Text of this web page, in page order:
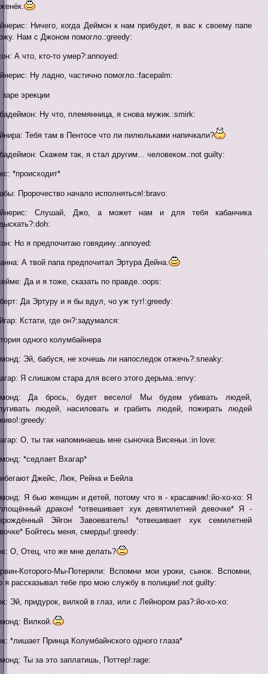
Ничего, когда Деймон к нам прибудет, я вас к своему папе
Нам с Джоном помогло.:greedy:
А что, кто-то умер?:annoyed:
Ну ладно, частично помогло.:facepalm:
эрекции
Ну что, племянница, я снова мужик.:smirk:
Тебя там в Пентосе что ли пилюльками напичкали?
Скажем так, я стал другим... человеком.:not guilty:
*происходит*
Пророчество начало исполняться!:bravo:
Слушай, Джо, а может нам и для тебя кабанчика
Но я предпочитаю говядину.:annoyed:
А твой папа предпочитал Эртура Дейна.
Да и я тоже, сказать по правде.:oops:
Да Эртуру и я бы вдул, чо уж тут!:greedy:
Кстати, где он?:задумался:
одного колумбайнера
Эй, бабуся, не хочешь ли напоследок отжечь?:sneaky:
Я слишком стара для всего этого дерьма.:envy:
Да брось, будет весело! Мы будем убивать людей,
людей, насиловать и грабить людей, пожирать людей
О, ты так напоминаешь мне сыночка Висеньи.:in love:
*седлает Вхагар*
Джейс, Люк, Рейна и Бейла
Я бью женщин и детей, потому что я - красавчик!:йо-хо-хо: Я
дракон! *отвешивает хук девятилетней девочке* Я -
Эйгон Завоеватель! *отвешивает хук семилетней
Бойтесь меня, смерды!:greedy:
О, Отец, что же мне делать?
Которого-Мы-Потеряли: Вспомни мои уроки, сынок. Вспомни,
я рассказывал тебе про мою службу в полиции!:not guilty:
Эй, придурок, вилкой в глаз, или с Лейнором раз?:йо-хо-хо:
Вилкой.
*лишает Принца Колумбайнского одного глаза*
Ты за это заплатишь, Поттер!:rage: